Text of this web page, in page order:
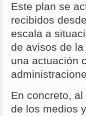
Este plan se
recibidos
escala a
de avisos de
una actuación
En concreto,
de los medios